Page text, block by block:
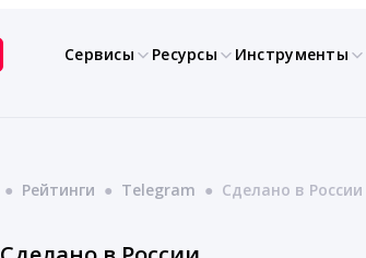
Сервисы Ресурсы Инструменты
● Рейтинги ● Telegram ● Сделано в России